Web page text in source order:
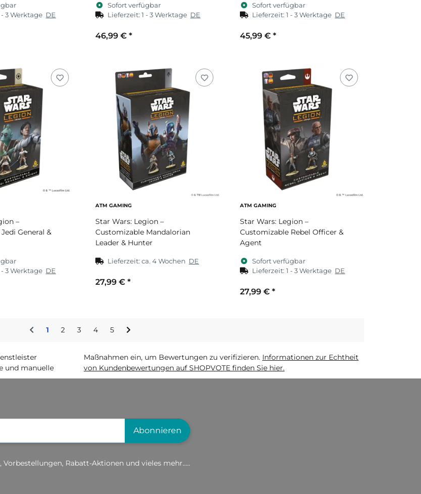
- 3 Werktage DE
Sofort verfügbar
Lieferzeit:1 - 3 Werktage DE
46,99 € *
Sofort verfügbar
Lieferzeit:1 - 3 Werktage DE
45,99 € *
–
General &
- 3 Werktage DE
ATM GAMING
Star Wars: Legion –
Customizable Mandalorian
Leader & Hunter
Lieferzeit:ca. 4 Wochen DE
27,99 € *
ATM GAMING
Star Wars: Legion –
Customizable Rebel Officer &
Agent
Sofort verfügbar
Lieferzeit:1 - 3 Werktage DE
27,99 € *
1 2 3 4 5
und manuelle
Maßnahmen ein, um Bewertungen zu verifizieren. Informationen zur Echtheit
von Kundenbewertungen auf SHOPVOTE finden Sie hier.
Abonnieren
Vorbestellungen, Rabatt-Aktionen und vieles mehr.....